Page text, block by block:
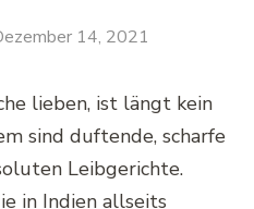
14, 2021
lieben, ist längt kein
sind duftende, scharfe
Leibgerichte.
in Indien allseits